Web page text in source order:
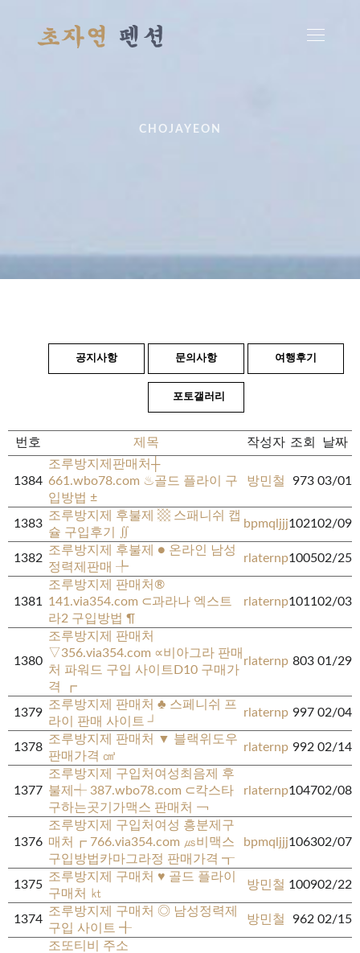
CHOJAYEON
공지사항 문의사항 여행후기
포토갤러리
번호 제목 작성자 조회 날짜
1384
조루방지제판매처┼
661.wbo78.com ♨골드 플라이 구
입방법 ±
방민철 973 03/01
1383
조루방지제 후불제 ▩ 스패니쉬 캡
슐 구입후기 ∬
bpmqljjj1021 02/09
1382
조루방지제 후불제 ● 온라인 남성
정력제판매 ╄
rlaternp100502/25
1381
조루방지제 판매처®
141.via354.com ⊂과라나 엑스트
라2 구입방법 ¶
rlaternp1011 02/03
1380
조루방지제 판매처
▽356.via354.com ∝비아그라 판매
처 파워드 구입 사이트D10 구매가
격 ┏
rlaternp 803 01/29
1379
조루방지제 판매처 ♣ 스페니쉬 프
라이 판매 사이트 ┘
rlaternp 997 02/04
1378
조루방지제 판매처 ▼ 블랙위도우
판매가격 ㎤
rlaternp 992 02/14
1377
조루방지제 구입처여성최음제 후
불제┽ 387.wbo78.com ⊂칵스타
구하는곳기가맥스 판매처 ￢
rlaternp104702/08
1376
조루방지제 구입처여성 흥분제구
매처┏ 766.via354.com ㎲비맥스
구입방법카마그라정 판매가격 ┱
bpmqljjj106302/07
1375
조루방지제 구매처 ♥ 골드 플라이
구매처 ㏏
방민철 100902/22
1374
조루방지제 구매처 ◎ 남성정력제
구입 사이트 ╉
방민철 962 02/15
조또티비 주소